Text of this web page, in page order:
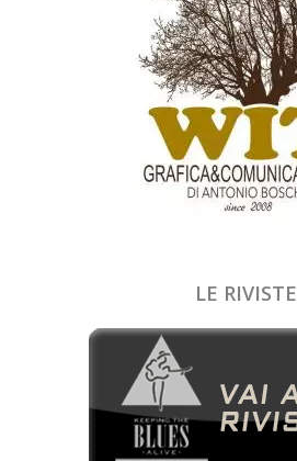
LE RIVISTE